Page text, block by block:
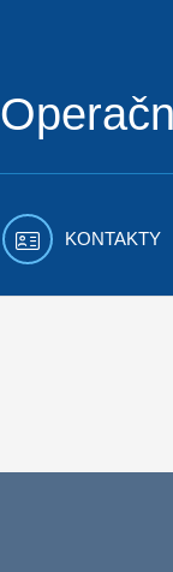
KONTAKTY